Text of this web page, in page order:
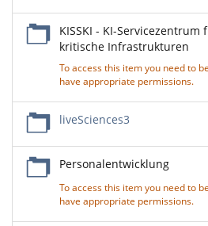
KISSKI - KI-
kritische Infrastrukturen
To access this item you need to
have appropriate permissions.
liveSciences3
Personalentwicklung
To access this item you need to
have appropriate permissions.